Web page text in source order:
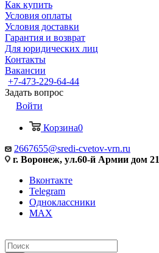
Как купить
Условия оплаты
Условия доставки
Гарантия и возврат
Для юридических лиц
Контакты
Вакансии
+7-473-229-64-44
Задать вопрос
Войти
Корзина0
2667655@sredi-cvetov-vrn.ru
г. Воронеж, ул.60-й Армии дом 21
Вконтакте
Telegram
Одноклассники
MAX